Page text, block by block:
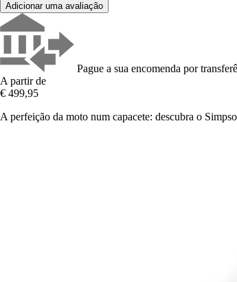
Adicionar uma avaliação
Pague a sua encomenda por
A partir de
€ 499,95
A perfeição da moto num capacete: descubra o